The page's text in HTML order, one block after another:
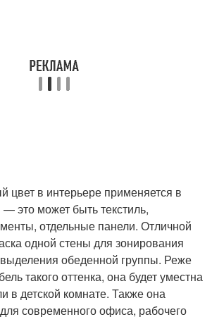
в интерьере применяется в
— это может быть текстиль,
отдельные панели. Отличной
одной стены для зонирования
обеденной группы. Реже
такого оттенка, она будет уместна
в детской комнате. Также она
современного офиса, рабочего